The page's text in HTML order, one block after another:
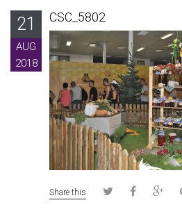
21
AUG
2018
CSC_5802
Share this